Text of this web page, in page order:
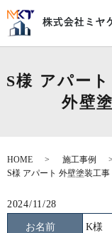
S様 アパー
外壁
HOME
施工事例
S様 アパート 外壁塗装工
2024/11/28
お名前 K様